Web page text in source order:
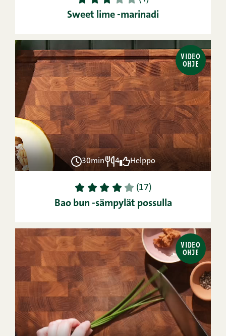
Sweet lime -marinadi
VIDEO
OHJE
30min 4 Helppo
1 2 3 4 5 (17)
Bao bun -sämpylät possulla
VIDEO
OHJE